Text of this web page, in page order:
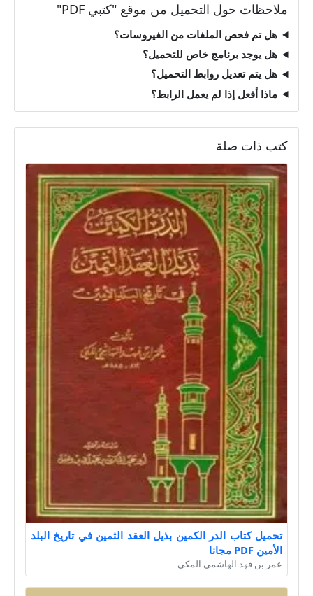
ملاحظات حول التحميل من موقع "كتبي PDF"
هل تم فحص الملفات من الفيروسات؟
هل يوجد برنامج خاص للتحميل؟
هل يتم تعديل روابط التحميل؟
ماذا أفعل إذا لم يعمل الرابط؟
كتب ذات صلة
تحميل كتاب الدر الكمين بذيل العقد الثمين في تاريخ البلد
الأمين PDF مجانا
عمر بن فهد الهاشمي المكي